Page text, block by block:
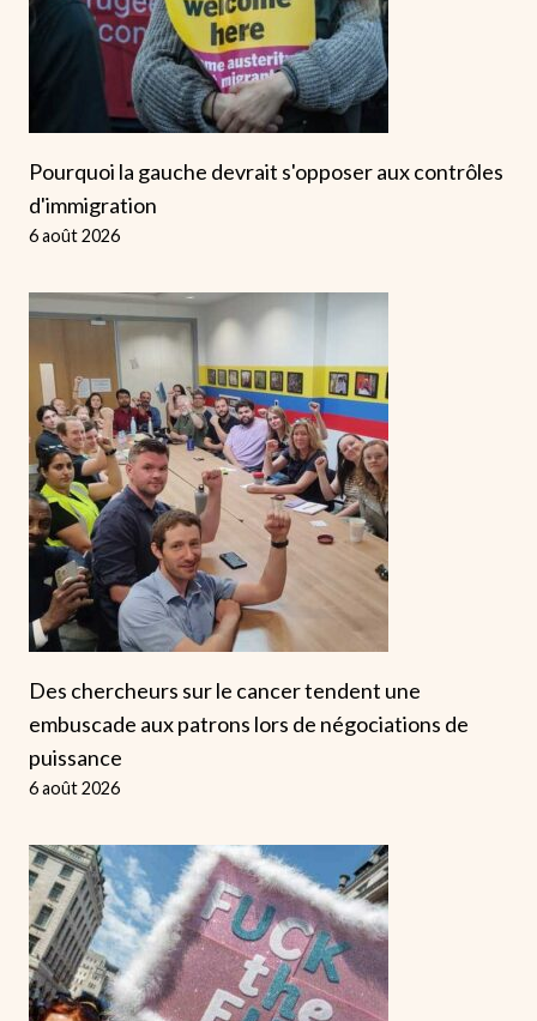
Pourquoi la gauche devrait s'opposer aux contrôles
d'immigration
6 août 2026
Des chercheurs sur le cancer tendent une
embuscade aux patrons lors de négociations de
puissance
6 août 2026